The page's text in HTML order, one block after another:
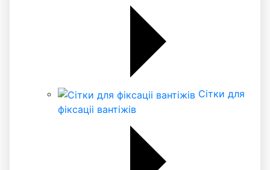
Сітки для
фіксаціі вантіжів